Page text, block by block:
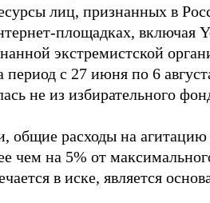
лиц, признанных в
площадках, включая
экстремистской
период с 27 июня по 6
не из избирательного
общие расходы на
чем на 5% от
в иске, является